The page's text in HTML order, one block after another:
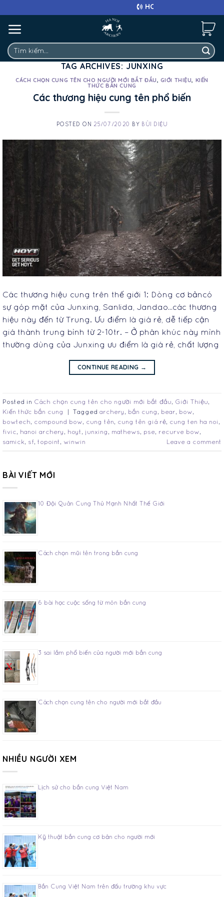
to
content
HOTLINE: 0911 682 663
Tìm
kiếm:
TAG ARCHIVES: JUNXING
CÁCH CHỌN CUNG TÊN CHO NGƯỜI MỚI BẮT ĐẦU, GIỚI THIỆU, KIẾN
THỨC BẮN CUNG
Các thương hiệu cung tên phổ biến
POSTED ON 25/07/2020 BY BÙI DIỆU
Các thương hiệu cung trên thế giới 1: Dòng cơ bảncó
sự góp mặt của Junxing, Sanlida, Jandao…các thương
hiệu này đến từ Trung. Ưu điểm là giá rẻ, dễ tiếp cận
giá thành trung bình từ 2-10tr. – Ở phân khúc này mình
thường dùng của Junxing ưu điểm là giá rẻ, chất lượng
CONTINUE READING →
Posted in Cách chọn cung tên cho người mới bắt đầu, Giới Thiệu,
Kiến thức bắn cung
| Tagged archery , bắn cung , bear, bow,
bowtech, compound bow, cung tên, cung tên giá rẻ, cung ten ha noi ,
fivic, hanoi archery , hoyt , junxing , mathews, pse, recurve bow,
samick, sf, topoint , winwin Leave a comment
BÀI VIẾT MỚI
10 Đội Quân Cung Thủ Mạnh Nhất Thế Giới
Cách chọn mũi tên trong bắn cung
6 bài học cuộc sống từ môn bắn cung
3 sai lầm phổ biến của người mới bắn cung
Cách chọn cung tên cho người mới bắt đầu
NHIỀU NGƯỜI XEM
Lịch sử cho bắn cung Việt Nam
Kỹ thuật bắn cung cơ bản cho người mới
Bắn Cung Việt Nam trên đấu trường khu vực